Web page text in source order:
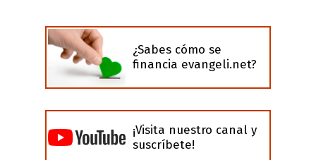
¿Sabes cómo se
financia evangeli.net?
¡Visita nuestro canal y
suscríbete!